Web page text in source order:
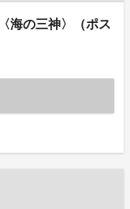
海の三神〉（ポス